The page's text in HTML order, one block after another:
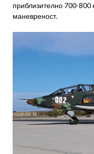
приблизително 700-800
маневреност.